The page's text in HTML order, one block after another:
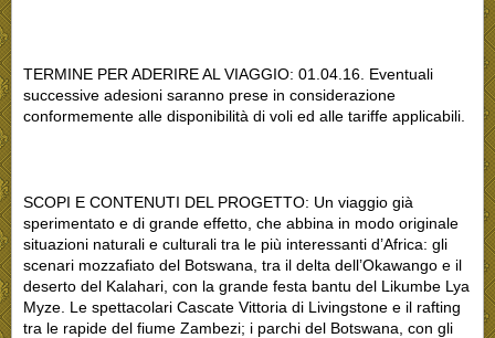
TERMINE PER ADERIRE AL VIAGGIO: 01.04.16. Eventuali
successive adesioni saranno prese in considerazione
conformemente alle disponibilità di voli ed alle tariffe applicabili.
SCOPI E CONTENUTI DEL PROGETTO: Un viaggio già
sperimentato e di grande effetto, che abbina in modo originale
situazioni naturali e culturali tra le più interessanti d’Africa: gli
scenari mozzafiato del Botswana, tra il delta dell’Okawango e il
deserto del Kalahari, con la grande festa bantu del Likumbe Lya
Myze. Le spettacolari Cascate Vittoria di Livingstone e il rafting
tra le rapide del fiume Zambezi; i parchi del Botswana, con gli